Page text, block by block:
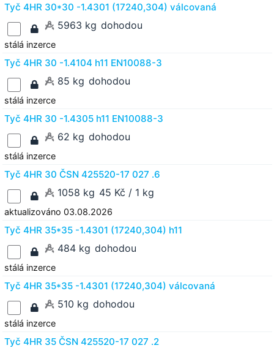
Tyč 4HR 30*30 -1.4301 (17240,304) válcovaná
5963 kg dohodou
stálá inzerce
Tyč 4HR 30 -1.4104 h11 EN10088-3
85 kg dohodou
stálá inzerce
Tyč 4HR 30 -1.4305 h11 EN10088-3
62 kg dohodou
stálá inzerce
Tyč 4HR 30 ČSN 425520-17 027 .6
1058 kg 45 Kč / 1 kg
aktualizováno 03.08.2026
Tyč 4HR 35*35 -1.4301 (17240,304) h11
484 kg dohodou
stálá inzerce
Tyč 4HR 35*35 -1.4301 (17240,304) válcovaná
510 kg dohodou
stálá inzerce
Tyč 4HR 35 ČSN 425520-17 027 .2